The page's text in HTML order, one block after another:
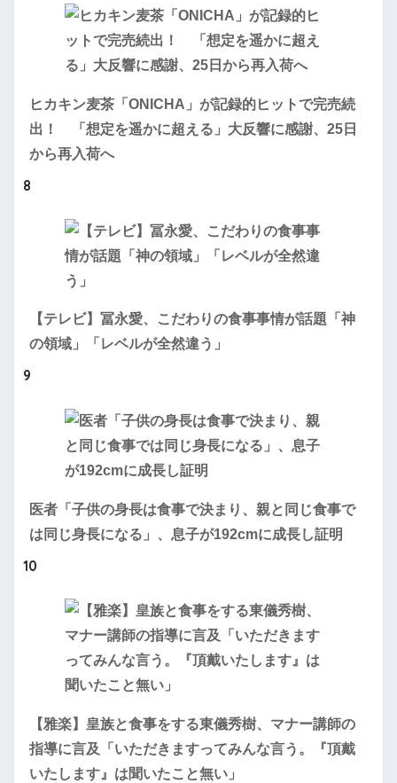
ヒカキン麦茶「ONICHA」が記録的ヒットで完売続
出！ 「想定を遥かに超える」大反響に感謝、25日
から再入荷へ
8
【テレビ】冨永愛、こだわりの食事事情が話題「神
の領域」「レベルが全然違う」
9
医者「子供の身長は食事で決まり、親と同じ食事で
は同じ身長になる」、息子が192cmに成長し証明
10
【雅楽】皇族と食事をする東儀秀樹、マナー講師の
指導に言及「いただきますってみんな言う。『頂戴
いたします』は聞いたこと無い」